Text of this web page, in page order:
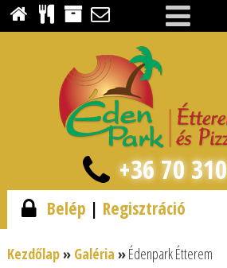
+36 70
Belép | Regisztráció
Kezdőlap» Galéria »Édenpark Étterem